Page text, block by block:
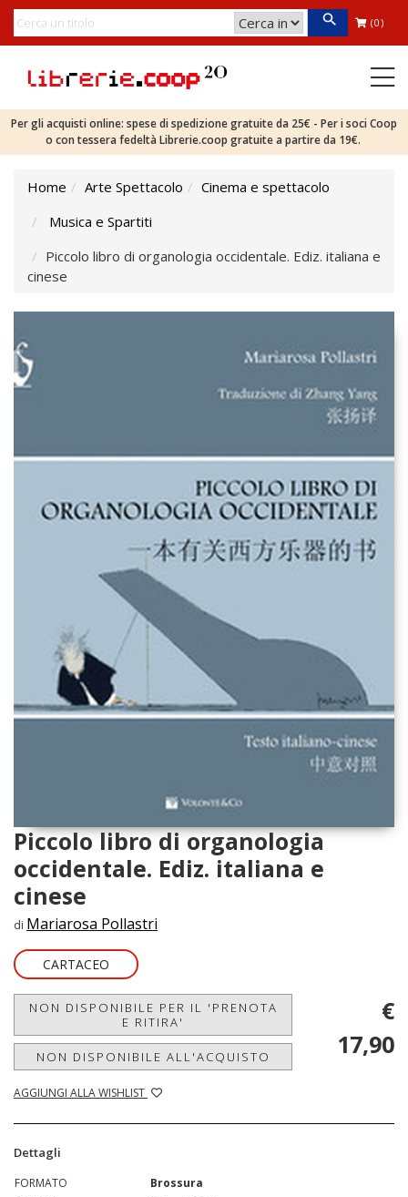
(0)
Per gli acquisti online: spese di spedizione gratuite da 25€ - Per i soci Coop
o con tessera fedeltà Librerie.coop gratuite a partire da 19€.
Home Arte Spettacolo
Cinema e spettacolo
Musica e Spartiti
Piccolo libro di organologia occidentale. Ediz. italiana e
cinese
Piccolo libro di organologia
occidentale. Ediz. italiana e
cinese
di Mariarosa Pollastri
CARTACEO
NON DISPONIBILE PER IL 'PRENOTA
E RITIRA'
NON DISPONIBILE ALL'ACQUISTO
AGGIUNGI ALLA WISHLIST
€
17,90
Dettagli
FORMATO
Brossura